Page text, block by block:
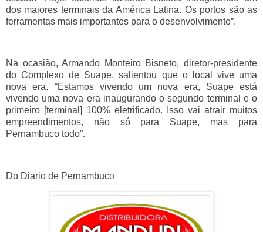
dos maiores terminais da América Latina. Os portos são as
ferramentas mais importantes para o desenvolvimento”.
Na ocasião, Armando Monteiro Bisneto, diretor-presidente
do Complexo de Suape, salientou que o local vive uma
nova era. “Estamos vivendo um nova era, Suape está
vivendo uma nova era inaugurando o segundo terminal e o
primeiro [terminal] 100% eletrificado. Isso vai atrair muitos
empreendimentos, não só para Suape, mas para
Pernambuco todo”.
Do Diario de Pernambuco